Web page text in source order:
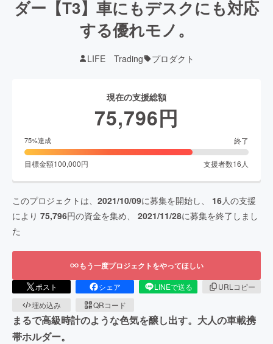
ダー【T3】車にもデスクにも対応
する優れモノ。
LIFE Trading プロダクト
現在の支援総額
75,796円
75%達成 終了
目標金額100,000円 支援者数16 人
このプロジェクトは、 2021/10/09に募集を開始し、 16人の支援
により 75,796円の資金を集め、 2021/11/28に募集を終了しまし
た
もう一度プロジェクトをやってほしい
ポスト シェア LINEで送る
URLコピー
埋め込み
QRコード
まるで高級時計のような色気を醸し出す。大人の車載携
帯ホルダー。